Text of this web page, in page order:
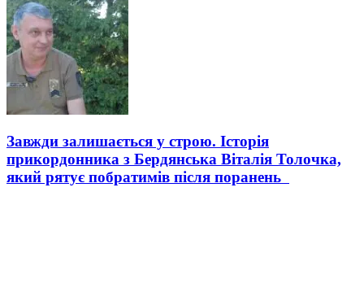
Завжди залишається у строю. Історія
прикордонника з Бердянська Віталія Толочка,
який рятує побратимів після поранень